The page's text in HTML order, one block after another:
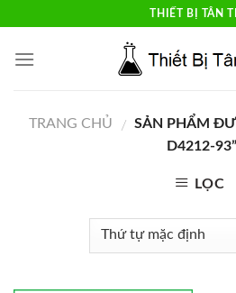
content
THIẾT BỊ TÂN
TRANG CHỦ / SẢN PHẨM
D4212-93”
LỌC